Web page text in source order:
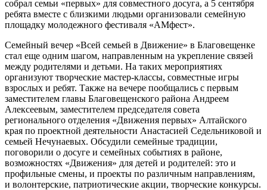
собрал семьи «первых» для совместного досуга, а 5 сентября
ребята вместе с близкими людьми организовали семейную
площадку молодежного фестиваля «АМфест».
Семейный вечер «Всей семьей в Движение» в Благовещенке
стал еще одним шагом, направленным на укрепление связей
между родителями и детьми. На таких мероприятиях
организуют творческие мастер-классы, совместные игры
взрослых и ребят. Также на вечере пообщались с первым
заместителем главы Благовещенского района Андреем
Алексеевым, заместителем председателя совета
регионального отделения «Движения первых» Алтайского
края по проектной деятельности Анастасией Седельниковой и
семьей Нечунаевых. Обсудили семейные традиции,
поговорили о досуге и семейных событиях в районе,
возможностях «Движения» для детей и родителей: это и
профильные смены, и проекты по различным направлениям,
и волонтерские, патриотические акции, творческие конкурсы.